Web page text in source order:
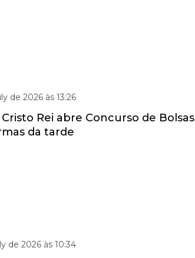
de 2026 às 13:26
Rei abre Concurso de Bolsas
da tarde
de 2026 às 10:34